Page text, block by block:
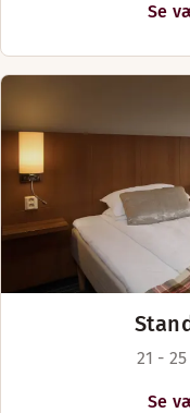
Se
21 -
Se
Restaurant